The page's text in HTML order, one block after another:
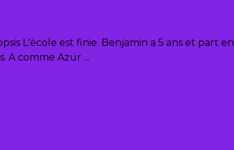
L'école est finie. Benjamin a 5 ans et part en
A comme Azur